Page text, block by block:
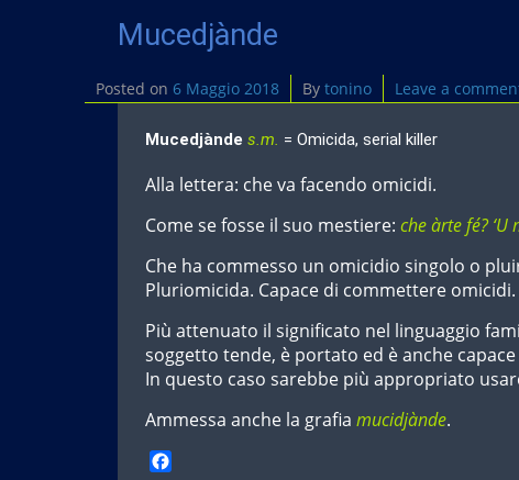
Mucedjànde
Posted on 6 Maggio 2018 By tonino Leave a
Mucedjànde s.m. = Omicida, serial killer
Alla lettera: che va facendo omicidi.
Come se fosse il suo mestiere: che àrte fé?
Che ha commesso un omicidio singolo o
Pluriomicida. Capace di commettere omicidi.
Più attenuato il significato nel linguaggio
soggetto tende, è portato ed è anche
In questo caso sarebbe più appropriato
Ammessa anche la grafia mucidjànde.